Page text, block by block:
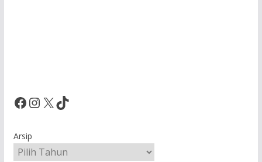
Facebook InstagramX TikTok
Arsip